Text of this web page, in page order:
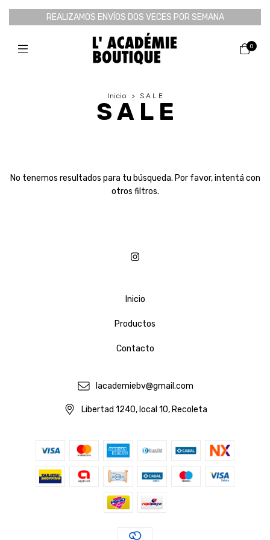
REALIZAMOS ENVÍOS DOS VECES POR SEMANA
0
Inicio > S A L E
S A L E
No tenemos resultados para tu búsqueda. Por favor, intentá con
otros filtros.
Inicio
Productos
Contacto
lacademiebv@gmail.com
Libertad 1240, local 10, Recoleta